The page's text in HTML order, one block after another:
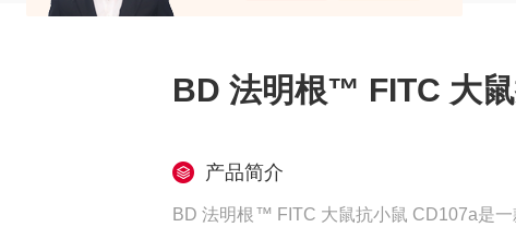
BD 法明根™ FITC 大
产品简介
BD 法明根™ FITC 大鼠抗小鼠 CD107a是